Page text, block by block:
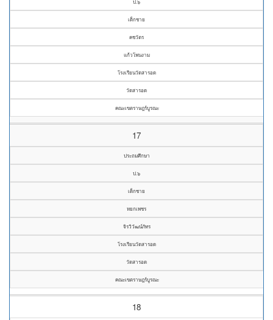
ป.๖
เด็กชาย
คชวัตร
แก้วโพนงาม
โรงเรียนวัดสารอด
วัดสารอด
คณะเขตราษฎร์บูรณะ
17
ประถมศึกษา
ป.๖
เด็กชาย
หยกเพชร
จิรวิวัฒน์ภัทร
โรงเรียนวัดสารอด
วัดสารอด
คณะเขตราษฎร์บูรณะ
18